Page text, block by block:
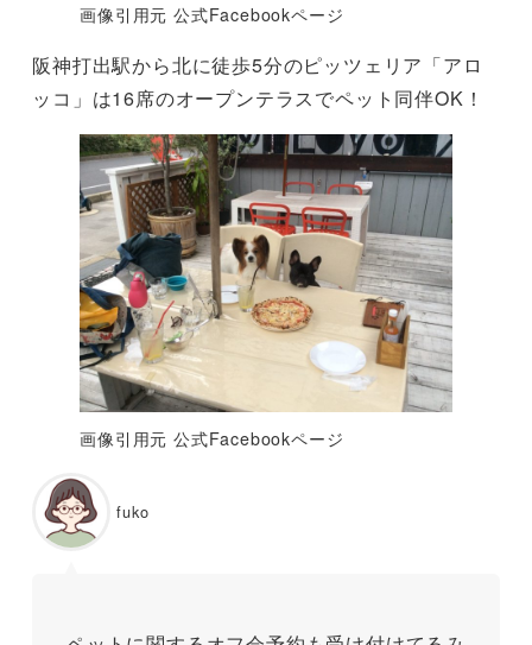
画像引用元 公式Facebookページ
阪神打出駅から北に徒歩5分のピッツェリア「アロ
ッコ」は16席のオープンテラスでペット同伴OK！
画像引用元 公式Facebookページ
fuko